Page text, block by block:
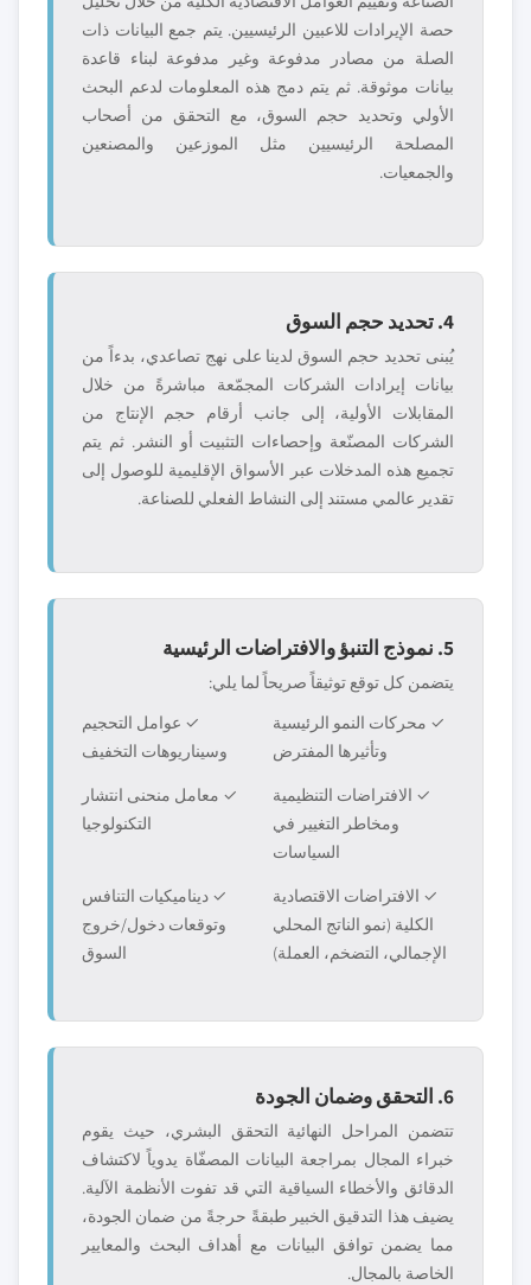
حصة الإيرادات للاعبين الرئيسيين. يتم جمع البيانات ذات
الصلة من مصادر مدفوعة وغير مدفوعة لبناء قاعدة
بيانات موثوقة. ثم يتم دمج هذه المعلومات لدعم البحث
الأولي وتحديد حجم السوق، مع التحقق من أصحاب
المصلحة الرئيسيين مثل الموزعين والمصنعين
والجمعيات.
4. تحديد حجم السوق
يُبنى تحديد حجم السوق لدينا على نهج تصاعدي، بدءاً من
بيانات إيرادات الشركات المجمّعة مباشرةً من خلال
المقابلات الأولية، إلى جانب أرقام حجم الإنتاج من
الشركات المصنّعة وإحصاءات التثبيت أو النشر. ثم يتم
تجميع هذه المدخلات عبر الأسواق الإقليمية للوصول إلى
تقدير عالمي مستند إلى النشاط الفعلي للصناعة.
5. نموذج التنبؤ والافتراضات الرئيسية
يتضمن كل توقع توثيقاً صريحاً لما يلي:
✓ محركات النمو الرئيسية
وتأثيرها المفترض
✓ عوامل التحجيم
وسيناريوهات التخفيف
✓ الافتراضات التنظيمية
ومخاطر التغيير في
السياسات
✓ معامل منحنى انتشار
التكنولوجيا
✓ الافتراضات الاقتصادية
الكلية (نمو الناتج المحلي
الإجمالي، التضخم، العملة)
✓ ديناميكيات التنافس
وتوقعات دخول/خروج
السوق
6. التحقق وضمان الجودة
تتضمن المراحل النهائية التحقق البشري، حيث يقوم
خبراء المجال بمراجعة البيانات المصفّاة يدوياً لاكتشاف
الدقائق والأخطاء السياقية التي قد تفوت الأنظمة الآلية.
يضيف هذا التدقيق الخبير طبقةً حرجةً من ضمان الجودة،
مما يضمن توافق البيانات مع أهداف البحث والمعايير
الخاصة بالمجال.